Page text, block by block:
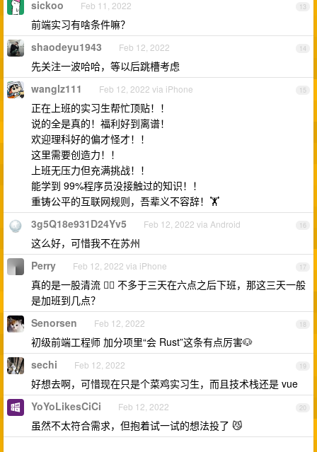
13
sickoo Feb 11, 2022
前端实习有啥条件嘛？
14
shaodeyu1943 Feb 12, 2022
先关注一波哈哈，等以后跳槽考虑
15
wanglz111 Feb 12, 2022 via iPhone
正在上班的实习生帮忙顶贴！！
说的全是真的！福利好到离谱！
欢迎理科好的偏才怪才！！
这里需要创造力！！
上班无压力但充满挑战！！
能学到 99%程序员没接触过的知识！！
重铸公平的互联网规则，吾辈义不容辞！🏋️
16
3g5Q18e931D24Yv5 Feb 12, 2022 via Android
这么好，可惜我不在苏州
17
Perry Feb 12, 2022 via iPhone
真的是一股清流 👍🏿 不多于三天在六点之后下班，那这三天一般
是加班到几点？
18
Senorsen Feb 12, 2022
初级前端工程师 加分项里“会 Rust”这条有点厉害🐶
19
sechi Feb 12, 2022
好想去啊，可惜现在只是个菜鸡实习生，而且技术栈还是 vue
20
YoYoLikesCiCi Feb 12, 2022
虽然不太符合需求，但抱着试一试的想法投了 😼